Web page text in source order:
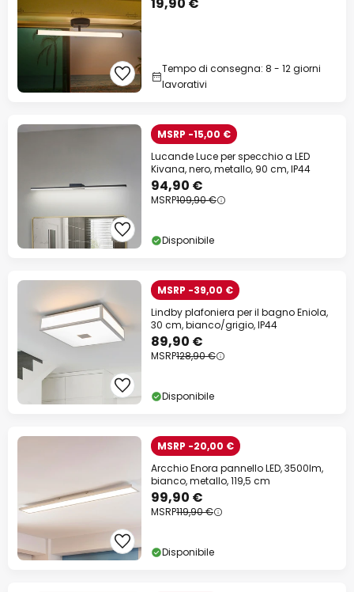
Tempo di consegna: 8 - 12 giorni
lavorativi
MSRP -15,00 €
Lucande Luce per specchio a LED
Kivana, nero, metallo, 90 cm, IP44
94,90 €
MSRP109,90 €
Disponibile
MSRP -39,00 €
Lindby plafoniera per il bagno Eniola,
30 cm, bianco/grigio, IP44
89,90 €
MSRP128,90 €
Disponibile
MSRP -20,00 €
Arcchio Enora pannello LED, 3500lm,
bianco, metallo, 119,5 cm
99,90 €
MSRP119,90 €
Disponibile